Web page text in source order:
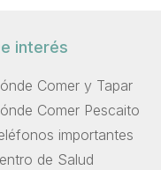
interés
Comer y Tapar
Comer Pescaito
importantes
de Salud